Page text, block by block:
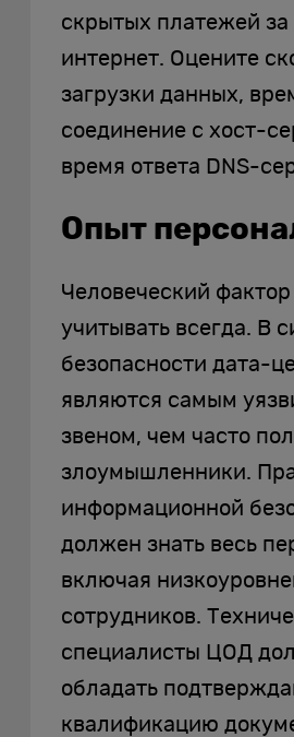
скрытых платежей за
интернет. Оцените
загрузки данных,
соединение с хост-
время ответа DNS-
Опыт
Человеческий
учитывать всегда. В
безопасности дата-
являются самым
звеном, чем часто
злоумышленники.
информационной
должен знать весь
включая
сотрудников.
специалисты ЦОД
обладать
квалификацию